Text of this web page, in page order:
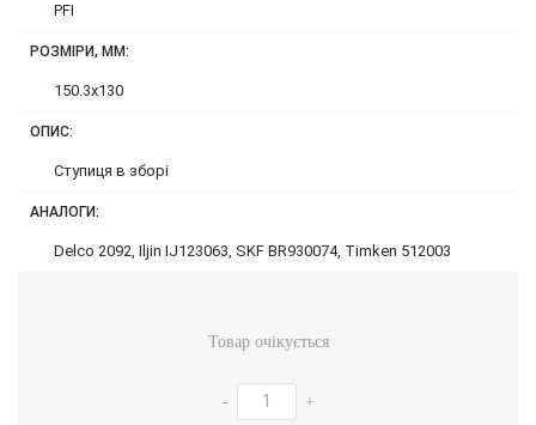
PFI
РОЗМІРИ, ММ:
150.3x130
ОПИС:
Ступиця в зборі
АНАЛОГИ:
Delco 2092, Iljin IJ123063, SKF BR930074, Timken 512003
Товар очікується
- +